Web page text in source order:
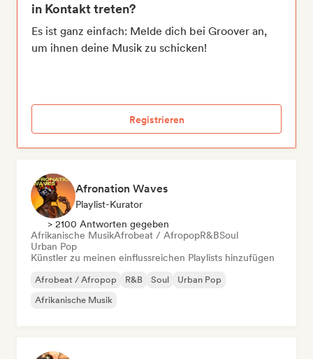
in Kontakt treten?
Es ist ganz einfach: Melde dich bei Groover an,
um ihnen deine Musik zu schicken!
Registrieren
Afronation Waves
Playlist-Kurator
> 2100 Antworten gegeben
Afrikanische MusikAfrobeat / AfropopR&BSoul
Urban Pop
Künstler zu meinen einflussreichen Playlists hinzufügen
Afrobeat / Afropop R&B Soul
Urban Pop
Afrikanische Musik